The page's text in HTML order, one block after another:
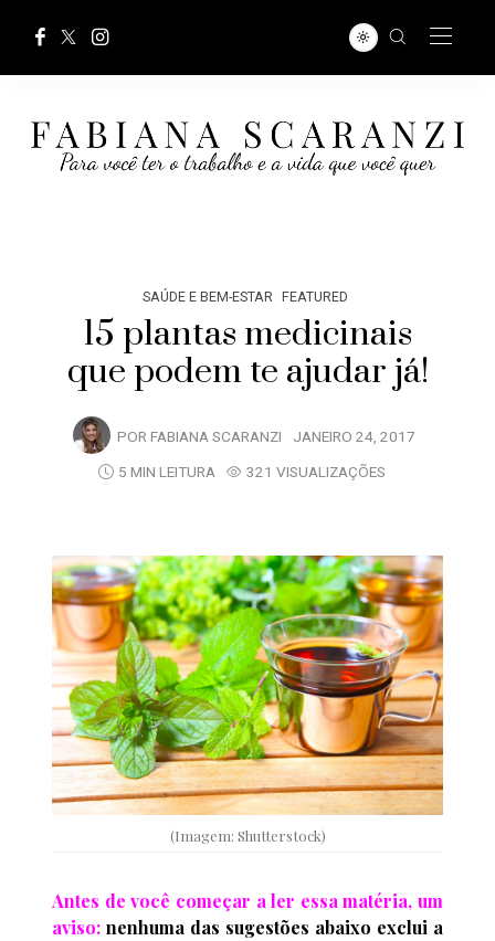
SAÚDE E BEM-ESTAR FEATURED
15 plantas medicinais
que podem te ajudar já!
POR FABIANA SCARANZI JANEIRO 24, 2017
5 MIN LEITURA
321 VISUALIZAÇÕES
(Imagem: Shutterstock)
Antes de você começar a ler essa matéria, um
aviso: nenhuma das sugestões abaixo exclui a